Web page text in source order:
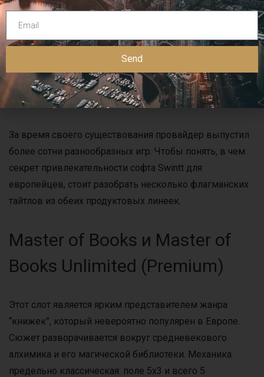
Популярные слоты
Swintt для
европейских игроков
За время своего существования провайдер выпустил
более сотни разнообразных игр. Чтобы понять, в чем
секрет привлекательности софта Swintt для
европейцев, стоит разобрать несколько флагманских
тайтлов из обеих продуктовых линеек.
Master of Books и Master of
Books Unlimited (Premium)
Этот слот является ярким представителем жанра
“книжек”, который невероятно популярен в Европе.
Сюжет разворачивается вокруг средневекового
алхимика и его магической библиотеки. Механика
предельно классическая: поле 5х3 и всего 5
Send